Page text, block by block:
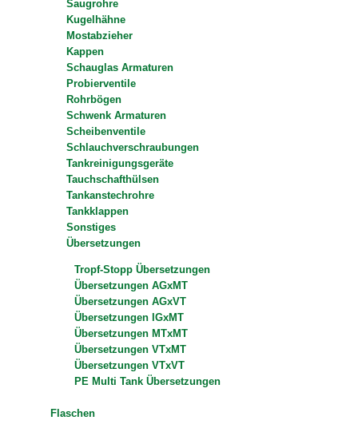
Saugrohre
Kugelhähne
Mostabzieher
Kappen
Schauglas Armaturen
Probierventile
Rohrbögen
Schwenk Armaturen
Scheibenventile
Schlauchverschraubungen
Tankreinigungsgeräte
Tauchschafthülsen
Tankanstechrohre
Tankklappen
Sonstiges
Übersetzungen
Tropf-Stopp Übersetzungen
Übersetzungen AGxMT
Übersetzungen AGxVT
Übersetzungen IGxMT
Übersetzungen MTxMT
Übersetzungen VTxMT
Übersetzungen VTxVT
PE Multi Tank Übersetzungen
Flaschen